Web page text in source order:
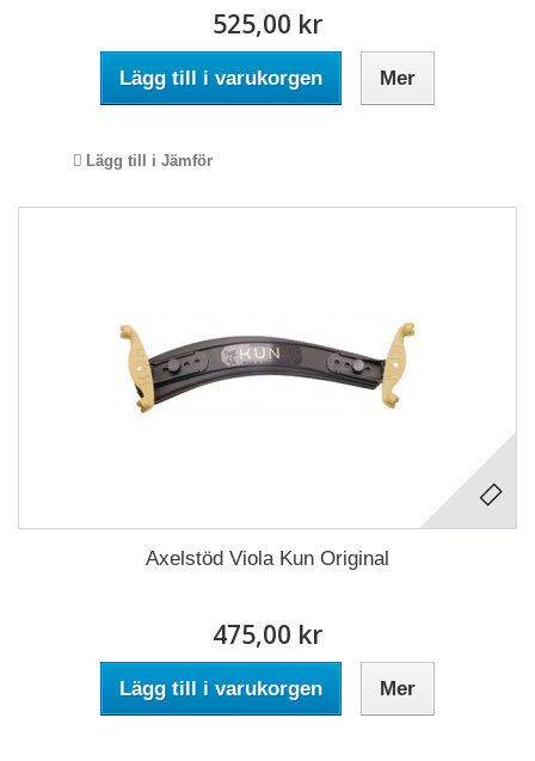
525,00 kr
Lägg till i varukorgen Mer
Lägg till i Jämför
Axelstöd Viola Kun Original
475,00 kr
Lägg till i varukorgen Mer